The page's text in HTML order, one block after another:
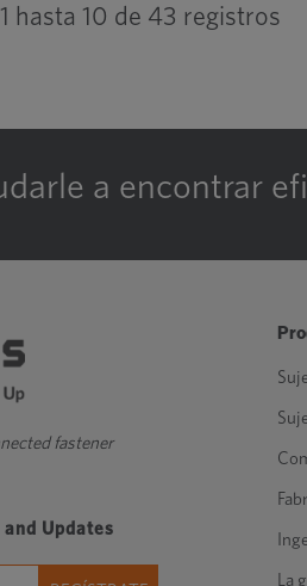
hasta 10 de 43 registros
a encontrar
fastener
Updates
La